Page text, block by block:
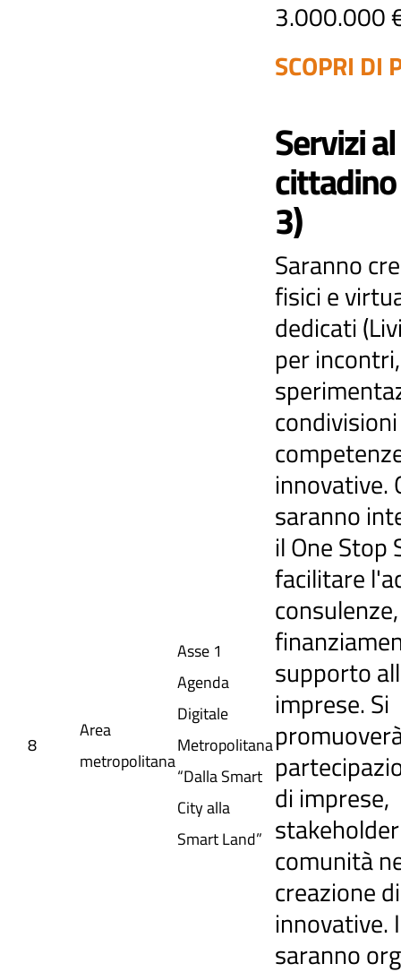
3.000.000
SCOPRI DI
8
Area
metropolitana
Asse 1
Agenda
Digitale
Metropolitana
“Dalla Smart
City alla
Smart Land”
Servizi al
3)
Saranno
fisici e
dedicati
per incontri,
innovative.
saranno
il One Stop
facilitare
consulenze,
supporto
imprese. Si
di imprese,
comunità
creazione
innovative.
saranno